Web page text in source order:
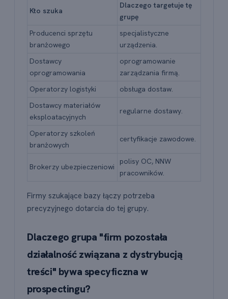
Kto szuka
Dlaczego targetuje tę
grupę
Producenci sprzętu
branżowego
specjalistyczne
urządzenia.
Dostawcy
oprogramowania
oprogramowanie
zarządzania firmą.
Operatorzy logistyki
obsługa dostaw.
Dostawcy materiałów
eksploatacyjnych
regularne dostawy.
Operatorzy szkoleń
branżowych
certyfikacje zawodowe.
Brokerzy ubezpieczeniowi
polisy OC, NNW
pracowników.
Firmy szukające bazy łączy potrzeba
precyzyjnego dotarcia do tej grupy.
Dlaczego grupa "firm pozostała
działalność związana z dystrybucją
treści" bywa specyficzna w
prospectingu?